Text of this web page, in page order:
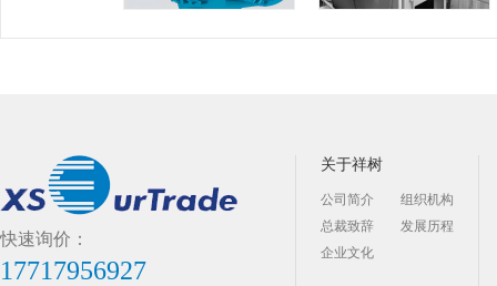
快速询价：
17717956927
关于祥树
公司简介
组织机构
总裁致辞
发展历程
企业文化